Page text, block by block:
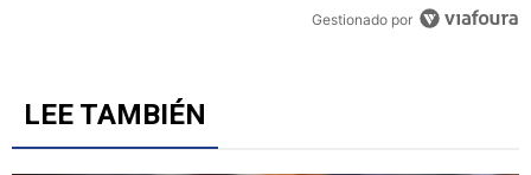
Gestionado por
LEE TAMBIÉN